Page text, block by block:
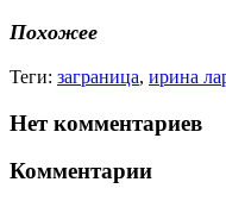
Похожее
Теги: заграница, ирина
Нет комментариев
Комментарии